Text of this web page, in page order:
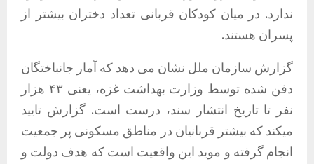
ندارد. در میان کودکان قربانی تعداد دختران بیشتر از
پسران هستند.
گزارش سازمان ملل نشان می دهد که آمار جانباختگان
دفن شده توسط وزارت بهداشت غزه، یعنی ۴۳ هزار
نفر تا تاریخ انتشار سند، درست است. گزارش تایید
میکند که بیشتر قربانیان در مناطق مسکونی پر جمعیت
انجام گرفته و موید این واقعیت است که هدف دولت و